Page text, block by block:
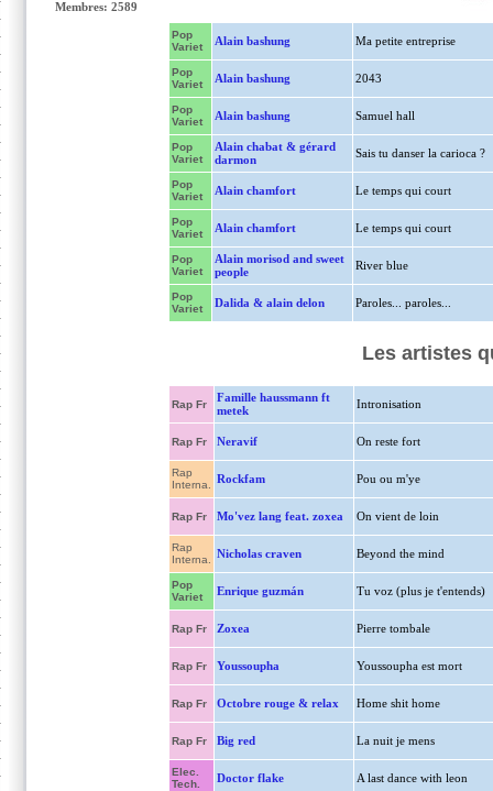
Membres: 2589
Pop
Variet
Alain bashung Ma petite entreprise
Pop
Variet
Alain bashung 2043
Pop
Variet
Alain bashung Samuel hall
Pop
Variet
Alain chabat & gérard
darmon
Sais tu danser la carioca ?
Pop
Variet
Alain chamfort Le temps qui court
Pop
Variet
Alain chamfort Le temps qui court
Pop
Variet
Alain morisod and sweet
people
River blue
Pop
Variet
Dalida & alain delon Paroles... paroles...
Les artistes
Rap Fr
Famille haussmann ft
metek
Intronisation
Rap Fr Neravif On reste fort
Rap
Interna.
Rockfam Pou ou m'ye
Rap Fr Mo'vez lang feat. zoxea On vient de loin
Rap
Interna.
Nicholas craven Beyond the mind
Pop
Variet
Enrique guzmán Tu voz (plus je t'entends)
Rap Fr Zoxea Pierre tombale
Rap Fr Youssoupha Youssoupha est mort
Rap Fr Octobre rouge & relax Home shit home
Rap Fr Big red La nuit je mens
Elec.
Tech.
Doctor flake A last dance with leon